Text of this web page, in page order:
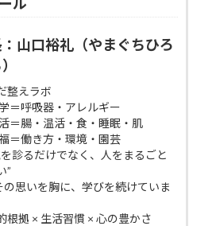
山口裕礼（やまぐちひろ
整えラボ
＝呼吸器・アレルギー
＝腸・温活・食・睡眠・肌
＝働き方・環境・園芸
診るだけでなく、人をまるごと
”
思いを胸に、学びを続けていま
根拠 × 生活習慣 × 心の豊かさ